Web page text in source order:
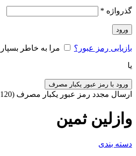
گذرواژه *
ورود
بازیابی رمز عبور؟ مرا به خاطر بسپار
یا
ورود با رمز عبور یکبار مصرف
ارسال مجدد رمز عبور یکبار مصرف (00:
120
وازلین ثمین
دسته بندی